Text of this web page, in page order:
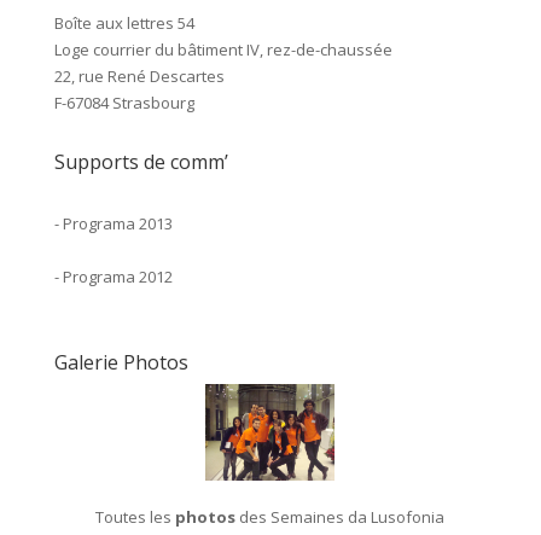
Boîte aux lettres 54
Loge courrier du bâtiment IV, rez-de-chaussée
22, rue René Descartes
F-67084 Strasbourg
Supports de comm’
- Programa 2013
- Programa 2012
Galerie Photos
Toutes les photos des Semaines da Lusofonia